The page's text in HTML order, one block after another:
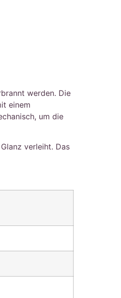
werden. Die
einem
um die
verleiht. Das